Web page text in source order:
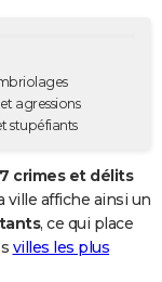
agressions
stupéfiants
crimes et délits
ville affiche ainsi un
, ce qui place
villes les plus